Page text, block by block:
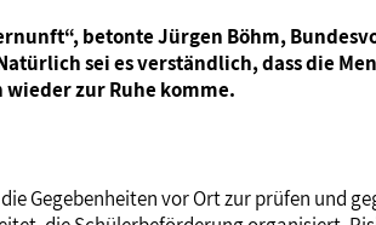
betonte Jürgen Böhm,
sei es verständlich, dass die
zur Ruhe komme.
Gegebenheiten vor Ort zur prüfen und